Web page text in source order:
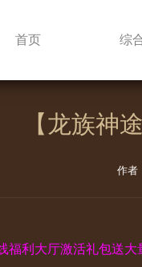
首页 综
【龙族神
作者
福利大厅激活礼包送